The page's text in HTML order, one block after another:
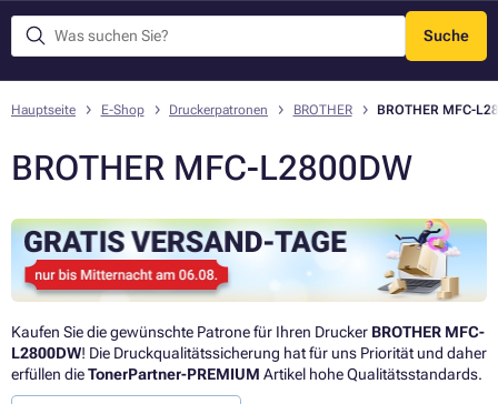
Suche
Menü
Hauptseite E-Shop Druckerpatronen BROTHER BROTHER MFC-
BROTHER MFC-L2800DW
Kaufen Sie die gewünschte Patrone für Ihren Drucker BROTHER MFC-
L2800DW! Die Druckqualitätssicherung hat für uns Priorität und daher
erfüllen dieTonerPartner-PREMIUM Artikel hohe Qualitätsstandards.